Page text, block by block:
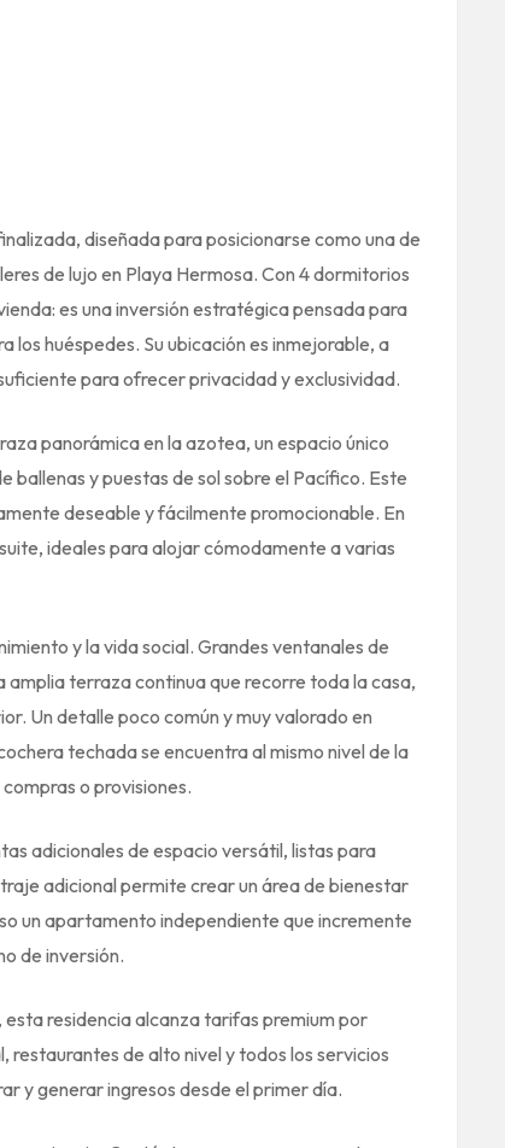
diseñada para posicionarse como una de
de lujo en Playa Hermosa. Con 4 dormitorios
es una inversión estratégica pensada para
huéspedes. Su ubicación es inmejorable, a
para ofrecer privacidad y exclusividad.
panorámica en la azotea, un espacio único
y puestas de sol sobre el Pacífico. Este
deseable y fácilmente promocionable. En
ideales para alojar cómodamente a varias
y la vida social. Grandes ventanales de
amplia terraza continua que recorre toda la casa,
Un detalle poco común y muy valorado en
techada se encuentra al mismo nivel de la
o provisiones.
adicionales de espacio versátil, listas para
adicional permite crear un área de bienestar
un apartamento independiente que incremente
de inversión.
residencia alcanza tarifas premium por
restaurantes de alto nivel y todos los servicios
y generar ingresos desde el primer día.